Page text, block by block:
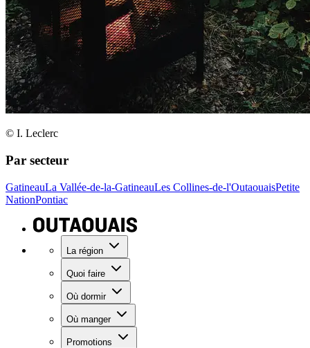
© I. Leclerc
Par secteur
GatineauLa Vallée-de-la-GatineauLes Collines-de-l'OutaouaisPetite
NationPontiac
La région
Quoi faire
Où dormir
Où manger
Promotions